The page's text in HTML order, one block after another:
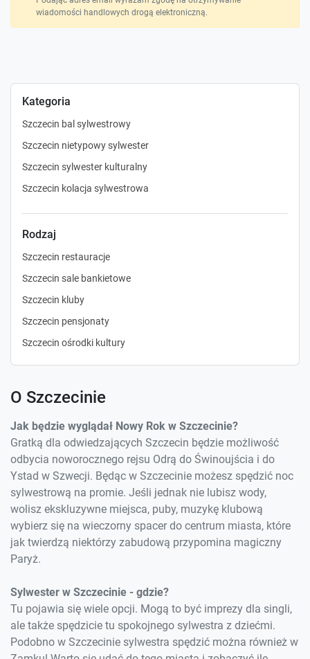
Kategoria
Szczecin bal sylwestrowy
Szczecin nietypowy sylwester
Szczecin sylwester kulturalny
Szczecin kolacja sylwestrowa
Rodzaj
Szczecin restauracje
Szczecin sale bankietowe
Szczecin kluby
Szczecin pensjonaty
Szczecin ośrodki kultury
wiadomości handlowych drogą elektroniczną.
O Szczecinie
Jak będzie wyglądał Nowy Rok w Szczecinie?
Gratką dla odwiedzających Szczecin będzie możliwość
odbycia noworocznego rejsu Odrą do Świnoujścia i do
Ystad w Szwecji. Będąc w Szczecinie możesz spędzić noc
sylwestrową na promie. Jeśli jednak nie lubisz wody,
wolisz ekskluzywne miejsca, puby, muzykę klubową
wybierz się na wieczorny spacer do centrum miasta, które
jak twierdzą niektórzy zabudową przypomina magiczny
Paryż.
Sylwester w Szczecinie - gdzie?
Tu pojawia się wiele opcji. Mogą to być imprezy dla singli,
ale także spędzicie tu spokojnego sylwestra z dziećmi.
Podobno w Szczecinie sylwestra spędzić można również w